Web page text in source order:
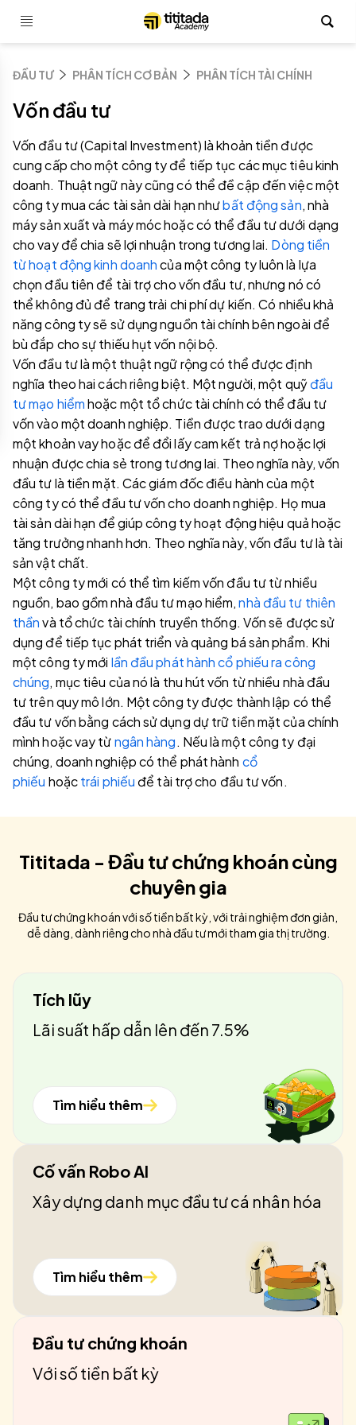
ĐẦU TƯ PHÂN TÍCH CƠ BẢN PHÂN TÍCH TÀI CHÍNH
Vốn đầu tư
Vốn đầu tư (Capital Investment) là khoản tiền được
cung cấp cho một công ty để tiếp tục các mục tiêu kinh
doanh. Thuật ngữ này cũng có thể đề cập đến việc một
công ty mua các tài sản dài hạn nhưbất động sản, nhà
máy sản xuất và máy móc hoặc có thể đầu tư dưới dạng
cho vay để chia sẽ lợi nhuận trong tương lai. Dòng tiền
từ hoạt động kinh doanhcủa một công ty luôn là lựa
chọn đầu tiên để tài trợ cho vốn đầu tư, nhưng nó có
thể không đủ để trang trải chi phí dự kiến. Có nhiều khả
năng công ty sẽ sử dụng nguồn tài chính bên ngoài để
bù đắp cho sự thiếu hụt vốn nội bộ.
Vốn đầu tư là một thuật ngữ rộng có thể được định
nghĩa theo hai cách riêng biệt. Một người, một quỹđầu
tư mạo hiểmhoặc một tổ chức tài chính có thể đầu tư
vốn vào một doanh nghiệp. Tiền được trao dưới dạng
một khoản vay hoặc để đổi lấy cam kết trả nợ hoặc lợi
nhuận được chia sẻ trong tương lai. Theo nghĩa này, vốn
đầu tư là tiền mặt. Các giám đốc điều hành của một
công ty có thể đầu tư vốn cho doanh nghiệp. Họ mua
tài sản dài hạn để giúp công ty hoạt động hiệu quả hoặc
tăng trưởng nhanh hơn. Theo nghĩa này, vốn đầu tư là tài
sản vật chất.
Một công ty mới có thể tìm kiếm vốn đầu tư từ nhiều
nguồn, bao gồm nhà đầu tư mạo hiểm,nhà đầu tư thiên
thầnvà tổ chức tài chính truyền thống. Vốn sẽ được sử
dụng để tiếp tục phát triển và quảng bá sản phẩm. Khi
một công ty mới lần đầu phát hành cổ phiếu ra công
chúng, mục tiêu của nó là thu hút vốn từ nhiều nhà đầu
tư trên quy mô lớn. Một công ty được thành lập có thể
đầu tư vốn bằng cách sử dụng dự trữ tiền mặt của chính
mình hoặc vay từngân hàng. Nếu là một công ty đại
chúng, doanh nghiệp có thể phát hành cổ
phiếu hoặctrái phiếu để tài trợ cho đầu tư vốn.
Tititada - Đầu tư chứng khoán cùng
chuyên gia
Đầu tư chứng khoán với số tiền bất kỳ, với trải nghiệm đơn giản,
dễ dàng, dành riêng cho nhà đầu tư mới tham gia thị trường.
Tích lũy
Lãi suất hấp dẫn lên đến 7.5%
Tìm hiểu thêm
Cố vấn Robo AI
Xây dựng danh mục đầu tư cá nhân hóa
Tìm hiểu thêm
Đầu tư chứng khoán
Với số tiền bất kỳ